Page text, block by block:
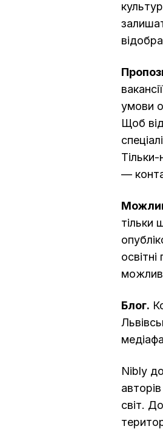
умови
Щоб
—
тільки
Блог.
Nibly
світ.